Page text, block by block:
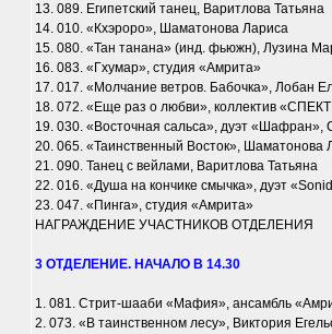
13. 089. Египетский танец, Варитлова Татьяна
14. 010. «Кхэроро», Шаматонова Лариса
15. 080. «Тан танана» (инд. фьюжн), Лузина
16. 083. «Гхумар», студия «Амрита»
17. 017. «Молчание ветров. Бабочка», Лобан
18. 072. «Еще раз о любви», коллектив
19. 030. «Восточная сальса», дуэт
20. 065. «Таинственный Восток», Шаматонова
21. 090. Танец с вейлами, Варитлова Татьяна
22. 016. «Душа на кончике смычка», дуэт
23. 047. «Пинга», студия «Амрита»
НАГРАЖДЕНИЕ УЧАСТНИКОВ ОТДЕЛЕНИЯ
3 ОТДЕЛЕНИЕ. НАЧАЛО В 14.30
1. 081. Стрит-шааби «Мафия», ансамбль
2. 073. «В таинственном лесу», Виктория